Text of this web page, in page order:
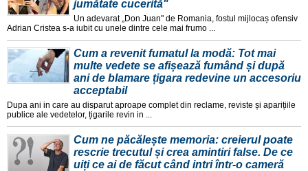
jumătate cucerită"
Un adevarat „Don Juan" de Romania, fostul mijlocaș ofensiv
Adrian Cristea s-a iubit cu unele dintre cele mai frumo ...
Cum a revenit fumatul la modă: Tot mai
multe vedete se afișează fumând și după
ani de blamare țigara redevine un accesoriu
acceptabil
Dupa ani in care au disparut aproape complet din reclame, reviste și aparițiile
publice ale vedetelor, țigarile revin in ...
Cum ne păcălește memoria: creierul poate
rescrie trecutul și crea amintiri false. De ce
uiți ce ai de făcut când intri într-o cameră